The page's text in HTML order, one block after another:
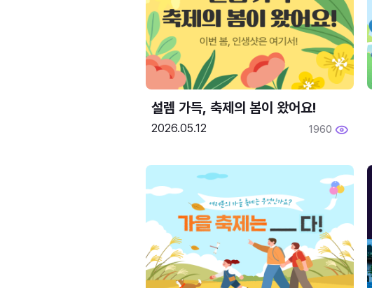
설렘 가득, 축제의 봄이 왔어요!
2026.05.12 1960